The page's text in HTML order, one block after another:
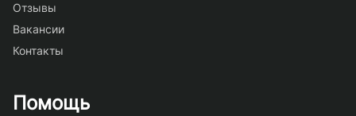
Отзывы
Вакансии
Контакты
Помощь